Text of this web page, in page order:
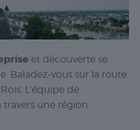
et découverte se
Baladez-vous sur la route
L’équipe de
travers une région